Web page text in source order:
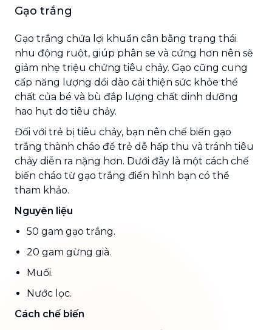
Gạo trắng
Gạo trắng chứa lợi khuẩn cân bằng trạng thái
nhu động ruột, giúp phân se và cứng hơn nên sẽ
giảm nhẹ triệu chứng tiêu chảy. Gạo cũng cung
cấp năng lượng dồi dào cải thiện sức khỏe thể
chất của bé và bù đắp lượng chất dinh dưỡng
hao hụt do tiêu chảy.
Đối với trẻ bị tiêu chảy, bạn nên chế biến gạo
trắng thành cháo để trẻ dễ hấp thu và tránh tiêu
chảy diễn ra nặng hơn. Dưới đây là một cách chế
biến cháo từ gạo trắng điển hình bạn có thể
tham khảo.
Nguyên liệu
50 gam gạo trắng.
20 gam gừng già.
Muối.
Nước lọc.
Cách chế biến